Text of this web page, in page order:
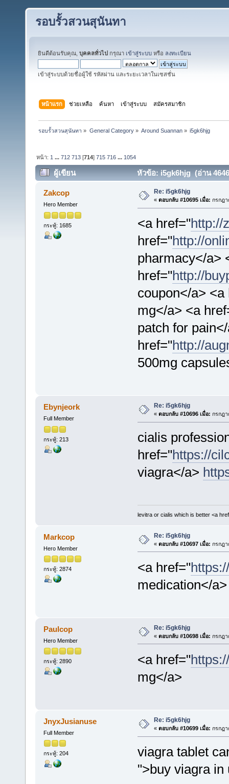
รอบรั้วสวนสุนันทา
ยินดีต้อนรับคุณ, บุคคลทั่วไป กรุณา เข้าสู่ระบบ หรือ ลงทะเบียน
เข้าสู่ระบบด้วยชื่อผู้ใช้ รหัสผ่าน และระยะเวลาในเซสชั่น
หน้าแรก ช่วยเหลือ ค้นหา เข้าสู่ระบบ สมัครสมาชิก
รอบรั้วสวนสุนันทา » General Category» Around Suannan» i5gk6hjg
หน้า: 1 ...712 713 [714]715 716 ... 1054
ผู้เขียน หัวข้อ: i5gk6hjg (อ่าน
Zakcop
Hero Member
กระทู้: 1685
Re: i5gk6hjg
« ตอบกลับ #10695 เมื่อ: กรกฎา
<a href="http://
href="http://
pharmacy</a>
href="http://
coupon</a> <a
mg</a> <a
patch for
href="http://
500mg
Ebynjeork
Full Member
กระทู้: 213
Re: i5gk6hjg
« ตอบกลับ #10696 เมื่อ: กรกฎา
cialis
href="https://
viagra</a>
levitra or cialis which is better <a
Markcop
Hero Member
กระทู้: 2874
Re: i5gk6hjg
« ตอบกลับ #10697 เมื่อ: กรกฎา
<a href="
medication</a>
Paulcop
Hero Member
กระทู้: 2890
Re: i5gk6hjg
« ตอบกลับ #10698 เมื่อ: กรกฎา
<a href="
mg</a>
JnyxJusianuse
Full Member
กระทู้: 204
Re: i5gk6hjg
« ตอบกลับ #10699 เมื่อ: กรกฎา
viagra tablet
">buy viagra